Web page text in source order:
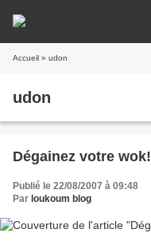
Accueil » udon
udon
Dégainez votre wok!
Publié le 22/08/2007 à 09:48
Par loukoum blog